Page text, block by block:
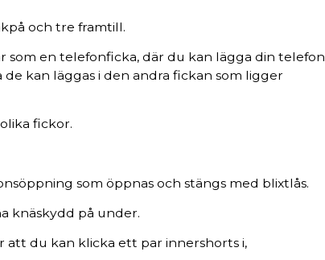
och tre framtill.
som en telefonficka, där du kan lägga din telefon
kan läggas i den andra fickan som ligger
fickor.
som öppnas och stängs med blixtlås.
knäskydd på under.
att du kan klicka ett par innershorts i,